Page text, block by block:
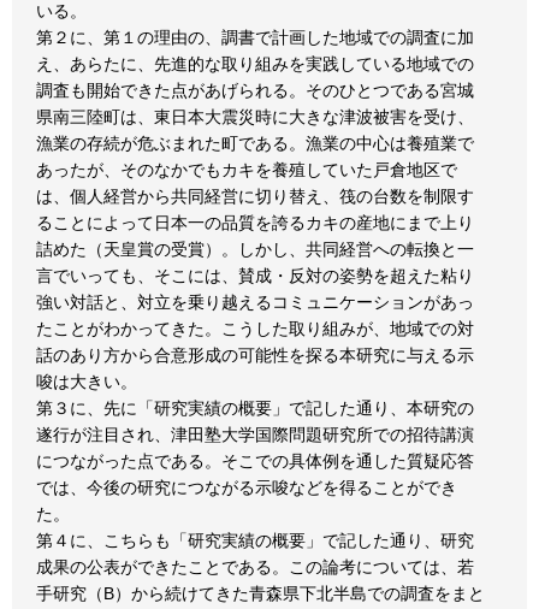
いる。
第２に、第１の理由の、調書で計画した地域での調査に加
え、あらたに、先進的な取り組みを実践している地域での
調査も開始できた点があげられる。そのひとつである宮城
県南三陸町は、東日本大震災時に大きな津波被害を受け、
漁業の存続が危ぶまれた町である。漁業の中心は養殖業で
あったが、そのなかでもカキを養殖していた戸倉地区で
は、個人経営から共同経営に切り替え、筏の台数を制限す
ることによって日本一の品質を誇るカキの産地にまで上り
詰めた（天皇賞の受賞）。しかし、共同経営への転換と一
言でいっても、そこには、賛成・反対の姿勢を超えた粘り
強い対話と、対立を乗り越えるコミュニケーションがあっ
たことがわかってきた。こうした取り組みが、地域での対
話のあり方から合意形成の可能性を探る本研究に与える示
唆は大きい。
第３に、先に「研究実績の概要」で記した通り、本研究の
遂行が注目され、津田塾大学国際問題研究所での招待講演
につながった点である。そこでの具体例を通した質疑応答
では、今後の研究につながる示唆などを得ることができ
た。
第４に、こちらも「研究実績の概要」で記した通り、研究
成果の公表ができたことである。この論考については、若
手研究（B）から続けてきた青森県下北半島での調査をまと